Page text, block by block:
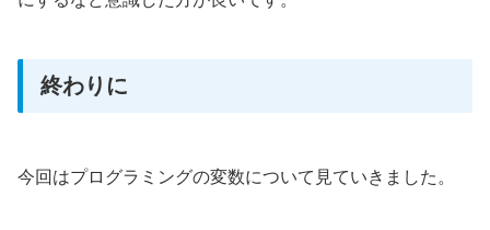
終わりに
今回はプログラミングの変数について見ていきました。